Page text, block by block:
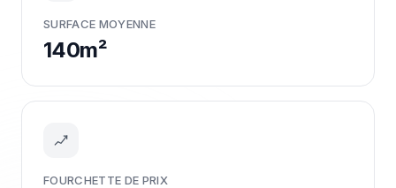
SURFACE MOYENNE
140m²
FOURCHETTE DE PRIX